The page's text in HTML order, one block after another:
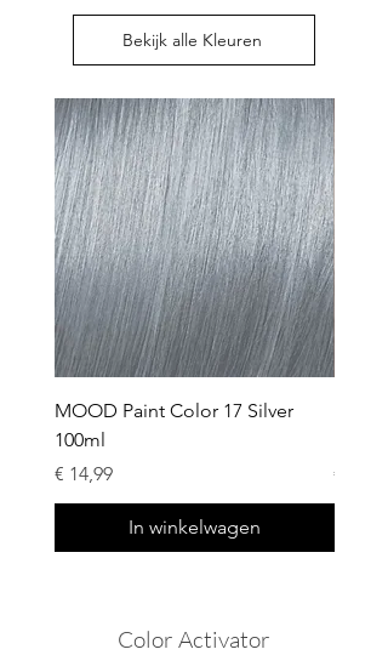
Bekijk alle Kleuren
MOOD Paint Color 17 Silver
100ml
Prijs
€ 14,99
In winkelwagen
Prijs
€ 14,99
Color Activator